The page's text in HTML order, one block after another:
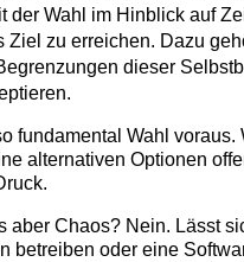
der Wahl im Hinblick auf
Ziel zu erreichen. Dazu
dieser
fundamental Wahl voraus.
alternativen Optionen
aber Chaos? Nein. Lässt
betreiben oder eine